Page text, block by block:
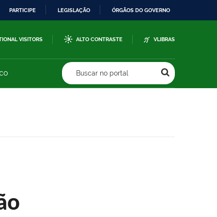
PARTICIPE LEGISLAÇÃO ÓRGÃOS DO GOVERNO
VISITORS ALTO CONTRASTE VLIBRAS
Buscar no portal